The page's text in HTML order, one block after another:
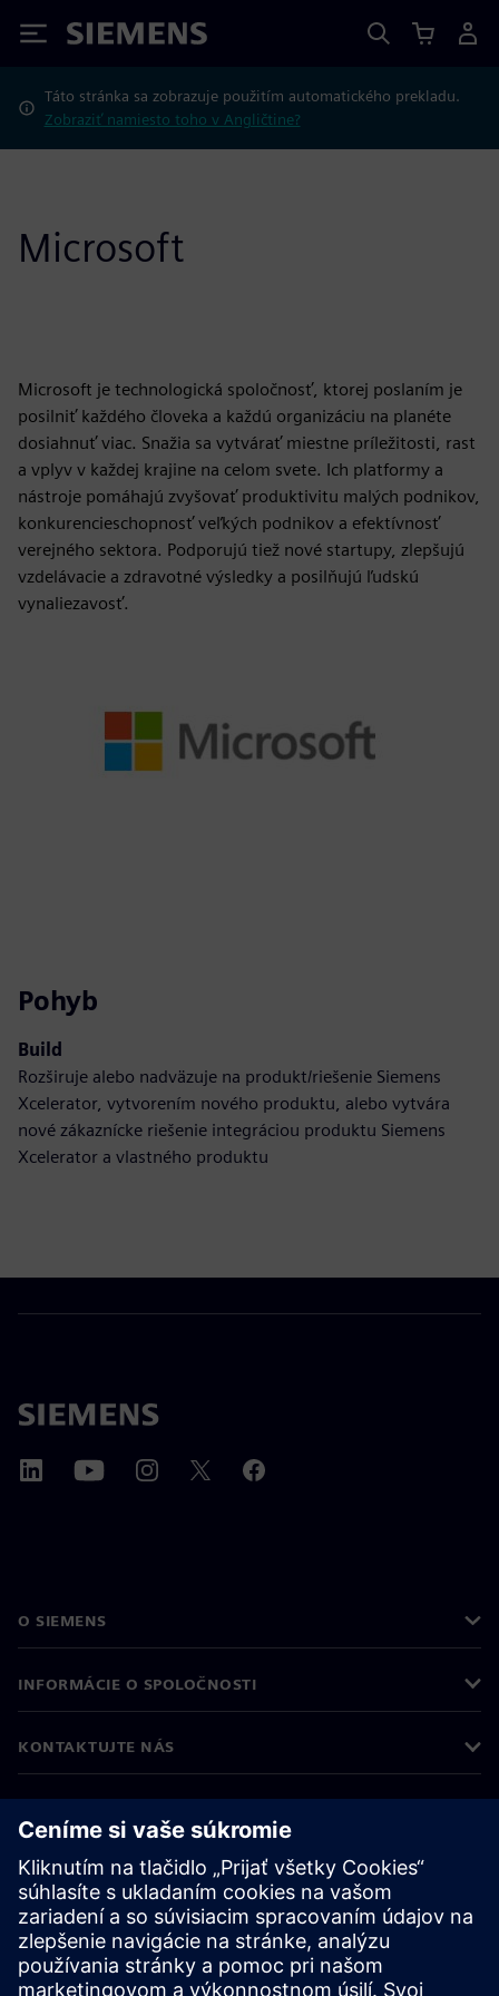
Siemens
Táto stránka sa zobrazuje použitím automatického prekladu.
Zobraziť namiesto toho v Angličtine?
Microsoft
Microsoft je technologická spoločnosť, ktorej poslaním je
posilniť každého človeka a každú organizáciu na planéte
dosiahnuť viac. Snažia sa vytvárať miestne príležitosti, rast
a vplyv v každej krajine na celom svete. Ich platformy a
nástroje pomáhajú zvyšovať produktivitu malých podnikov,
konkurencieschopnosť veľkých podnikov a efektívnosť
verejného sektora. Podporujú tiež nové startupy, zlepšujú
vzdelávacie a zdravotné výsledky a posilňujú ľudskú
vynaliezavosť.
Pohyb
Build
Rozširuje alebo nadväzuje na produkt/riešenie Siemens
Xcelerator, vytvorením nového produktu, alebo vytvára
nové zákaznícke riešenie integráciou produktu Siemens
Xcelerator a vlastného produktu
O SIEMENS
INFORMÁCIE O SPOLOČNOSTI
KONTAKTUJTE NÁS
©Siemens2026
Firemné informácie